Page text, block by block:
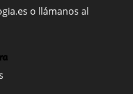
o llámanos al